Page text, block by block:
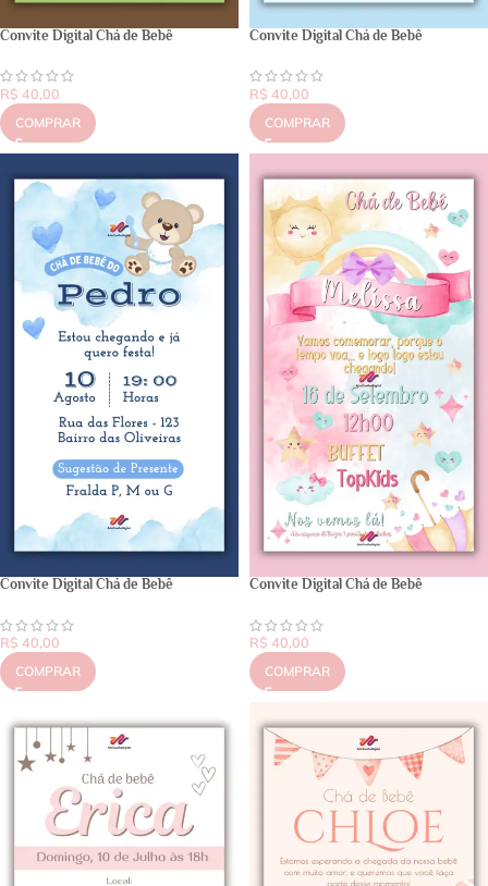
Convite Digital Chá de Bebê
R$ 40,00
COMPRAR
Convite Digital Chá de Bebê
R$ 40,00
COMPRAR
Convite Digital Chá de Bebê
R$ 40,00
COMPRAR
Convite Digital Chá de Bebê
R$ 40,00
COMPRAR